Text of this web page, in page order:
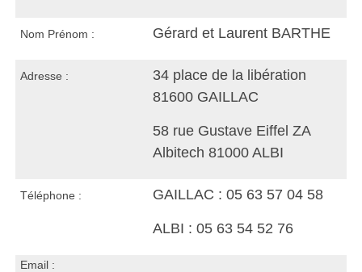
Nom Prénom : Gérard et Laurent BARTHE
Adresse :
34 place de la libération
81600 GAILLAC
58 rue Gustave Eiffel ZA
Albitech 81000 ALBI
Téléphone :
GAILLAC : 05 63 57 04 58
ALBI : 05 63 54 52 76
Email :